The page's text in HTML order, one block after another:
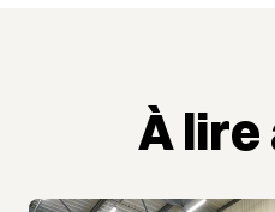
À lire